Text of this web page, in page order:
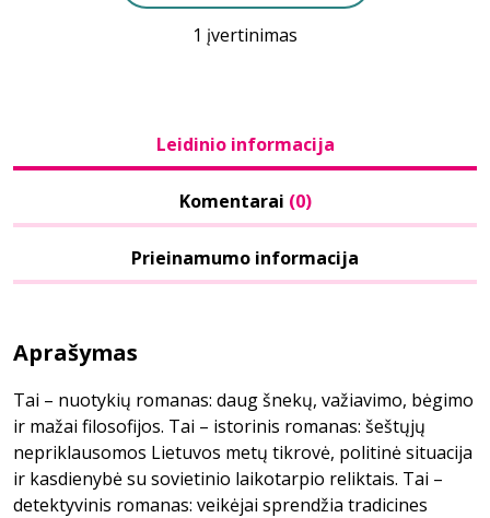
1 įvertinimas
Leidinio informacija
Komentarai (0)
Prieinamumo informacija
Aprašymas
Tai – nuotykių romanas: daug šnekų, važiavimo, bėgimo
ir mažai filosofijos. Tai – istorinis romanas: šeštųjų
nepriklausomos Lietuvos metų tikrovė, politinė situacija
ir kasdienybė su sovietinio laikotarpio reliktais. Tai –
detektyvinis romanas: veikėjai sprendžia tradicines